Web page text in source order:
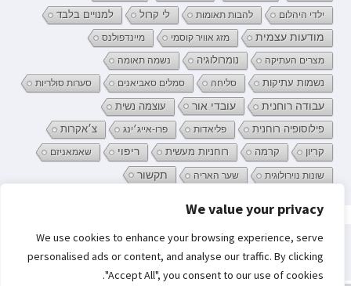
We value your privacy
We use cookies to enhance your browsing experience, serve
personalised ads or content, and analyse our traffic. By clicking
"Accept All", you consent to our use of cookies.
ילדי היהלום להבות תאומות לי קרול למנויים בלבד
מודעות עצמית מזג אוויר קוסמי מיינדפולנס
מצרים העתיקה נומרולוגיה נשמה תאומה
נשמות עתיקות סליחה סמלים סאביאנים סערות סולריות
עבודה רוחנית עובדי אור
עוצמה נשית
פילוסופיה רוחנית
פליאדות פרו-אייג׳ינג צ׳אקרות
קריון קרמה רוחניות מעשית ריפוי שאמאניזם
שונות נוירולוגית שער האריה תקשור
מהווה את ההסכמה שלך לשימוש בהם.
לקבלת מידע נוסף, כולל מידע על השליטה בקובצי Cookies, ניתן לעיין בעמוד: